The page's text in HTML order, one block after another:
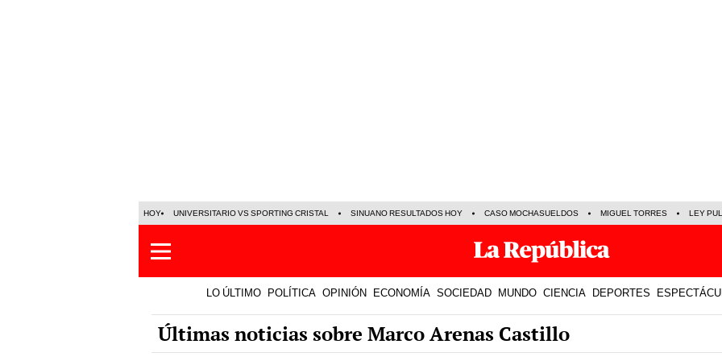
HOY UNIVERSITARIO VS SPORTING CRISTAL SINUANO RESULTADOS HOY CASO MOCHASUELDOS MIGUEL TORRES LEY
LO ÚLTIMO POLÍTICA OPINIÓN ECONOMÍA SOCIEDAD MUNDO CIENCIA DEPORTES
Últimas noticias sobre Marco Arenas Castillo